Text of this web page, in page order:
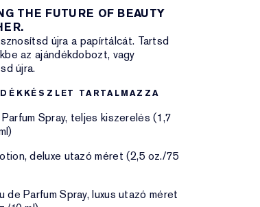
THE FUTURE OF BEAUTY
újra a papírtálcát. Tartsd
az ajándékdobozt, vagy
újra.
TARTALMAZZA
Spray, teljes kiszerelés (1,7
deluxe utazó méret (2,5 oz./75
de Parfum Spray, luxus utazó méret